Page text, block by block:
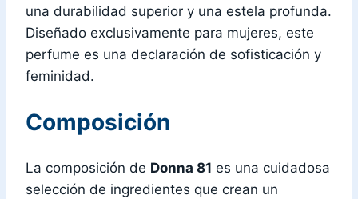
una durabilidad superior y una estela profunda.
Diseñado exclusivamente para mujeres, este
perfume es una declaración de sofisticación y
feminidad.
Composición
La composición de Donna 81 es una cuidadosa
selección de ingredientes que crean un